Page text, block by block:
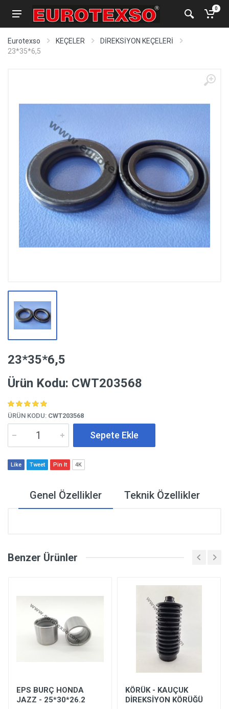
0
Eurotexso KEÇELER
DİREKSİYON KEÇELERİ
23*35*6,5
23*35*6,5
Ürün Kodu: CWT203568
ÜRÜN KODU: CWT203568
Sepete Ekle
Like Tweet Pin It 4K
Genel Özellikler Teknik Özellikler
Benzer Ürünler
EPS BURÇ HONDA
JAZZ - 25*30*26.2
KÖRÜK - KAUÇUK
DİREKSİYON KÖRÜĞÜ